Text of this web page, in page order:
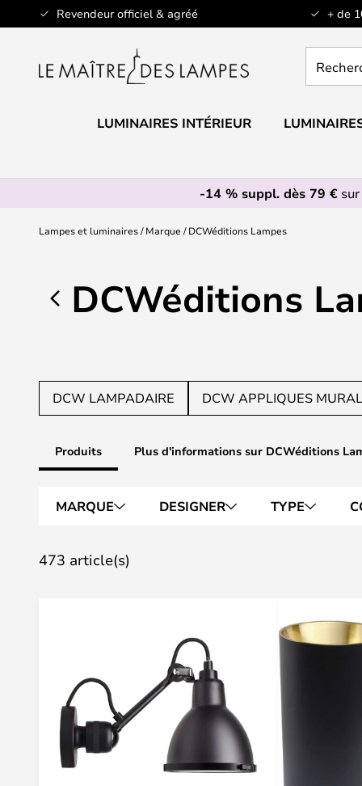
Revendeur officiel & agréé + de
Allez
au
un
LUMINAIRES INTÉRIEUR
-14 % suppl. dès 79 €
Lampes et luminaires Marque DCWéditions Lampes
DCWéditions
DCW LAMPADAIRE DCW APPLIQUES
Produits Plus d'informations sur DCWéditions
MARQUE DESIGNER TYPE
473 article(s)